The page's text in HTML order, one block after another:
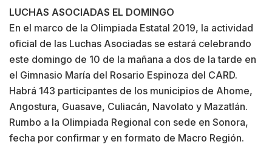
LUCHAS ASOCIADAS EL DOMINGO
En el marco de la Olimpiada Estatal 2019, la actividad
oficial de las Luchas Asociadas se estará celebrando
este domingo de 10 de la mañana a dos de la tarde en
el Gimnasio María del Rosario Espinoza del CARD.
Habrá 143 participantes de los municipios de Ahome,
Angostura, Guasave, Culiacán, Navolato y Mazatlán.
Rumbo a la Olimpiada Regional con sede en Sonora,
fecha por confirmar y en formato de Macro Región.